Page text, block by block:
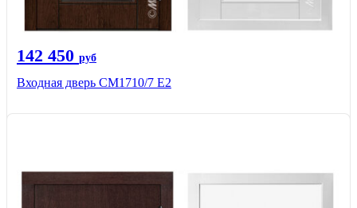
142 450 руб
Входная дверь CМ1710/7 Е2